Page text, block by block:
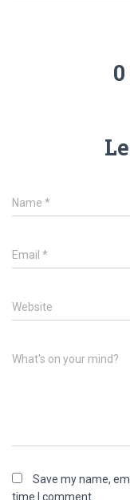
Name *
Email *
Website
What's on your mind?
Save my name,
time I comment.